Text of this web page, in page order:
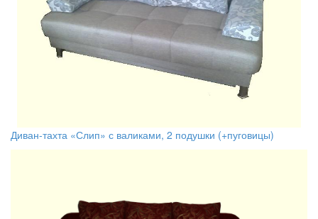
Диван-тахта «Слип» с валиками, 2 подушки (+пуговицы)